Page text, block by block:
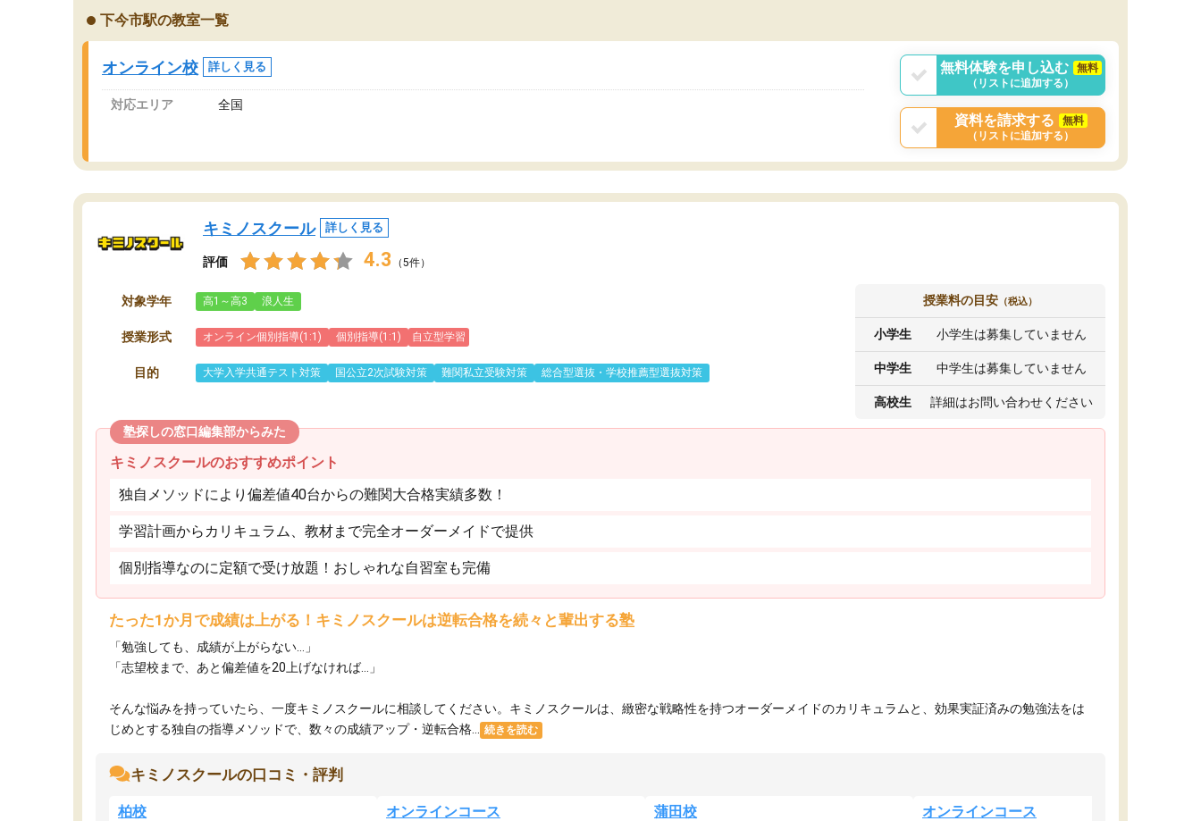
オンラインツールを使用した単語帳の共有があ
り宿題もそちらで出される形でした。
2ヶ月で担当講師の方がお辞めになると言う事で
講師変更の申し出があり、あまりに短期での変
更だった為、塾に通う事にして退会しました。
遅れも取り戻せ、授業内容や講師の方は良かっ
ます。講師も合わなければチェンジできます
なく、上手い活用の仕方が分からず辞めること
と感じました。
下今市駅の教室一覧
オンライン校 詳しく見る
対応エリア 全国
無料体験を申し込む
無料
（リストに追加する）
資料を請求する
無料
（リストに追加する）
キミノスクール 詳しく見る
評価 4.3 （5件）
対象学年 高1～高3 浪人生
授業形式 オンライン個別指導(1:1) 個別指導(1:1) 自立型学習
目的 大学入学共通テスト対策 国公立2次試験対策 難関私立受験対策 総合型選抜・学校推薦型選抜対策
授業料の目安 （税込）
小学生 小学生は募集していません
中学生 中学生は募集していません
高校生 詳細はお問い合わせください
塾探しの窓口編集部からみた
キミノスクールのおすすめポイント
独自メソッドにより偏差値40台からの難関大合格実績多数！
学習計画からカリキュラム、教材まで完全オーダーメイドで提供
個別指導なのに定額で受け放題！おしゃれな自習室も完備
たった1か月で成績は上がる！キミノスクールは逆転合格を続々と輩出する塾
「勉強しても、成績が上がらない…」
「志望校まで、あと偏差値を20上げなければ…」
そんな悩みを持っていたら、一度キミノスクールに相談してください。キミノスクールは、緻密な戦略性を持つオーダーメイドのカリキュラムと、効果実証済みの勉強法をは
じめとする独自の指導メソッドで、数々の成績アップ・逆転合格...
続きを読む
キミノスクールの口コミ・評判
柏校 オンラインコース 蒲田校 オンラインコース